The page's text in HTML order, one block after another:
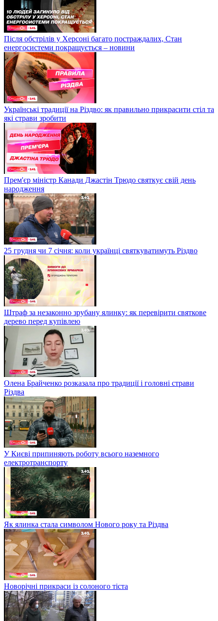
Після обстрілів у Херсоні багато постраждалих, Стан
енергосистеми покращується – новини
Українські традиції на Різдво: як правильно прикрасити стіл та
які страви зробити
Прем'єр міністр Канади Джастін Трюдо святкує свій день
народження
25 грудня чи 7 січня: коли українці святкуватимуть Різдво
Штраф за незаконно зрубану ялинку: як перевірити святкове
дерево перед купівлею
Олена Брайченко розказала про традиції і головні страви
Різдва
У Києві припиняють роботу всього наземного
електротранспорту
Як ялинка стала символом Нового року та Різдва
Новорічні прикраси із солоного тіста